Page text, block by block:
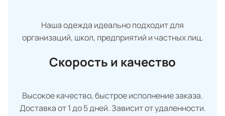
Наша одежда идеально подходит для
организаций, школ, предприятий и частных лиц.
Скорость и качество
Высокое качество, быстрое исполнение заказа.
Доставка от 1 до 5 дней. Зависит от удаленности.